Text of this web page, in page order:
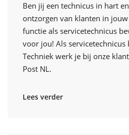
Ben jij een technicus in hart
ontzorgen van klanten in jouw
functie als servicetechnicus
voor jou! Als
Techniek werk je bij onze
Post NL.
Lees verder